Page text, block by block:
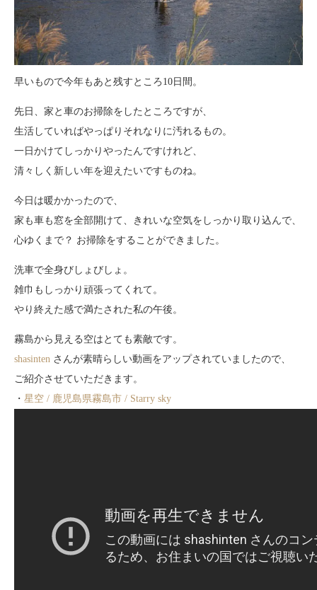
早いもので今年もあと残すところ10日間。
先日、家と車のお掃除をしたところですが、
生活していればやっぱりそれなりに汚れるもの。
一日かけてしっかりやったんですけれど、
清々しく新しい年を迎えたいですものね。
今日は暖かかったので、
家も車も窓を全部開けて、きれいな空気をしっかり取り込んで、
心ゆくまで？ お掃除をすることができました。
洗車で全身びしょびしょ。
雑巾もしっかり頑張ってくれて。
やり終えた感で満たされた私の午後。
霧島から見える空はとても素敵です。
shasinten さんが素晴らしい動画をアップされていましたので、
ご紹介させていただきます。
・ 星空 / 鹿児島県霧島市 / Starry sky